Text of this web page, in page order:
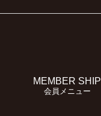
MEMBER SHIP
会員メニュー